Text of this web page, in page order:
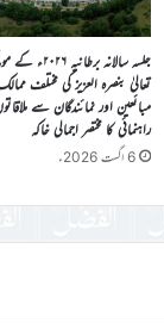
جلسہ سالانہ
تعالیٰ بنصرہ العزیز کی مختلف
مبائعین اور نمائندگان سے
راہنمائی کا مختصر اجمالی خاکہ
6 اگست 2026ء